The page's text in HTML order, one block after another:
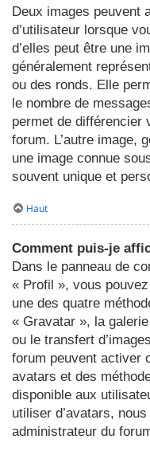
Deux images peuvent
d’utilisateur lorsque
d’elles peut être une
généralement
ou des ronds. Elle
le nombre de
permet de différencier
forum. L’autre image,
une image connue
souvent unique et
Haut
Comment puis-je
Dans le panneau de
« Profil », vous
une des quatre
« Gravatar », la
ou le transfert
forum peuvent activer
avatars et des
disponible aux
utiliser d’avatars,
administrateur du